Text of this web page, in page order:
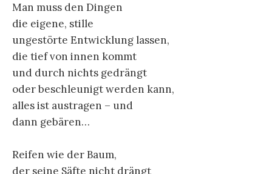
Man muss den Dingen
die eigene, stille
ungestörte Entwicklung lassen,
die tief von innen kommt
und durch nichts gedrängt
oder beschleunigt werden kann,
alles ist austragen – und
dann gebären…
Reifen wie der Baum,
der seine Säfte nicht drängt